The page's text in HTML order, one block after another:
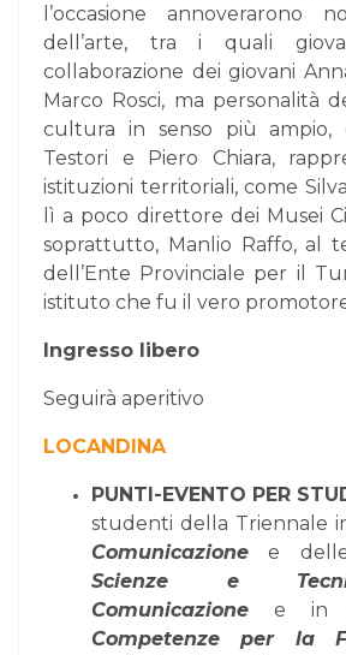
l’occasione annoverarono
dell’arte, tra i quali
collaborazione dei giovani
Marco Rosci, ma personalità
cultura in senso più ampio,
Testori e Piero Chiara,
istituzioni territoriali, come
lì a poco direttore dei Musei
soprattutto, Manlio Raffo, al
dell’Ente Provinciale per il
istituto che fu il vero
Ingresso libero
Seguirà aperitivo
LOCANDINA
PUNTI-EVENTO PER
studenti della Triennale
Comunicazione e delle
Scienze e
Comunicazione e in
Competenze per la